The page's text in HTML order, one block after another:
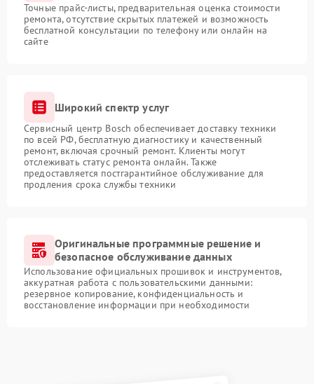
Точные прайс-листы, предварительная оценка стоимости
ремонта, отсутствие скрытых платежей и возможность
бесплатной консультации по телефону или онлайн на
сайте
Широкий спектр услуг
Сервисный центр Bosch обеспечивает доставку техники
по всей РФ, бесплатную диагностику и качественный
ремонт, включая срочный ремонт. Клиенты могут
отслеживать статус ремонта онлайн. Также
предоставляется постгарантийное обслуживание для
продления срока службы техники
Оригинальные программные решение и
безопасное обслуживание данных
Использование официальных прошивок и инструментов,
аккуратная работа с пользовательскими данными:
резервное копирование, конфиденциальность и
восстановление информации при необходимости